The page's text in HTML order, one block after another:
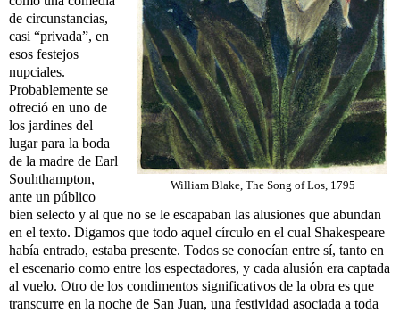
William Blake, The Song of Los, 1795
de circunstancias,
casi “privada”, en
esos festejos
nupciales.
Probablemente se
ofreció en uno de
los jardines del
lugar para la boda
de la madre de Earl
Souhthampton,
ante un público
bien selecto y al que no se le escapaban las alusiones que abundan
en el texto. Digamos que todo aquel círculo en el cual Shakespeare
había entrado, estaba presente. Todos se conocían entre sí, tanto en
el escenario como entre los espectadores, y cada alusión era captada
al vuelo. Otro de los condimentos significativos de la obra es que
transcurre en la noche de San Juan, una festividad asociada a toda